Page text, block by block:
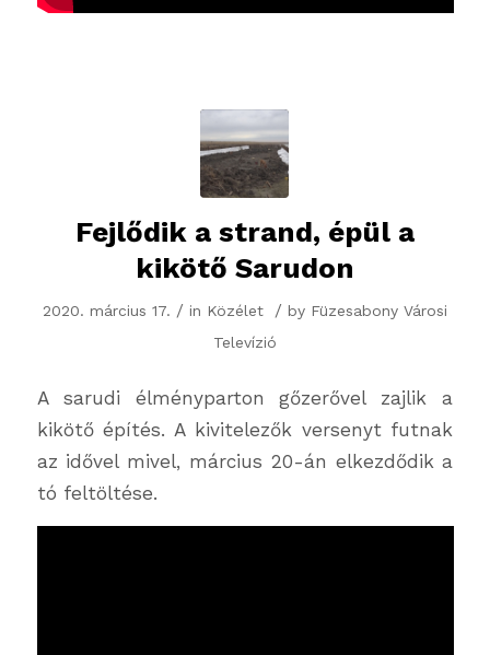
Fejlődik a strand, épül a
kikötő Sarudon
2020. március 17. / in Közélet / by Füzesabony Városi
Televízió
A sarudi élményparton gőzerővel zajlik a
kikötő építés. A kivitelezők versenyt futnak
az idővel mivel, március 20-án elkezdődik a
tó feltöltése.